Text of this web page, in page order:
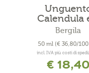
Calendula
Bergila
50 ml (€ 36,80/
incl. IVA più costi di
€ 18,40